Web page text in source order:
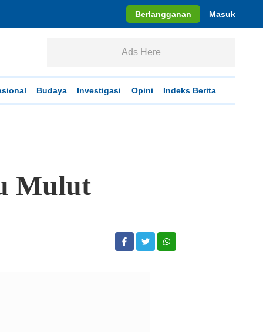
Berlangganan Masuk
Ads Here
Budaya Investigasi Opini Indeks Berita
Mulut